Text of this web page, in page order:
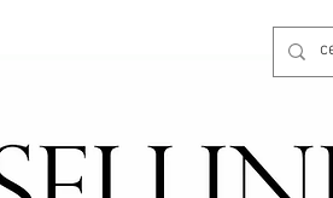
Rosellini
online